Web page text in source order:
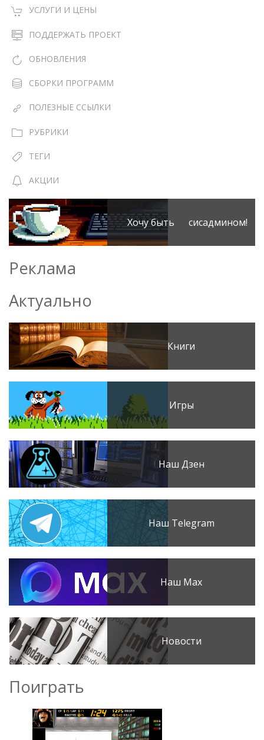
УСЛУГИ И ЦЕНЫ
ПОДДЕРЖАТЬ ПРОЕКТ
ОБНОВЛЕНИЯ
СБОРКИ ПРОГРАММ
ПОЛЕЗНЫЕ ССЫЛКИ
РУБРИКИ
ТЕГИ
АКЦИИ
Хочу быть сисадмином!
Реклама
Актуально
Книги
Игры
Наш Дзен
Наш Telegram
Наш Max
Новости
Поиграть